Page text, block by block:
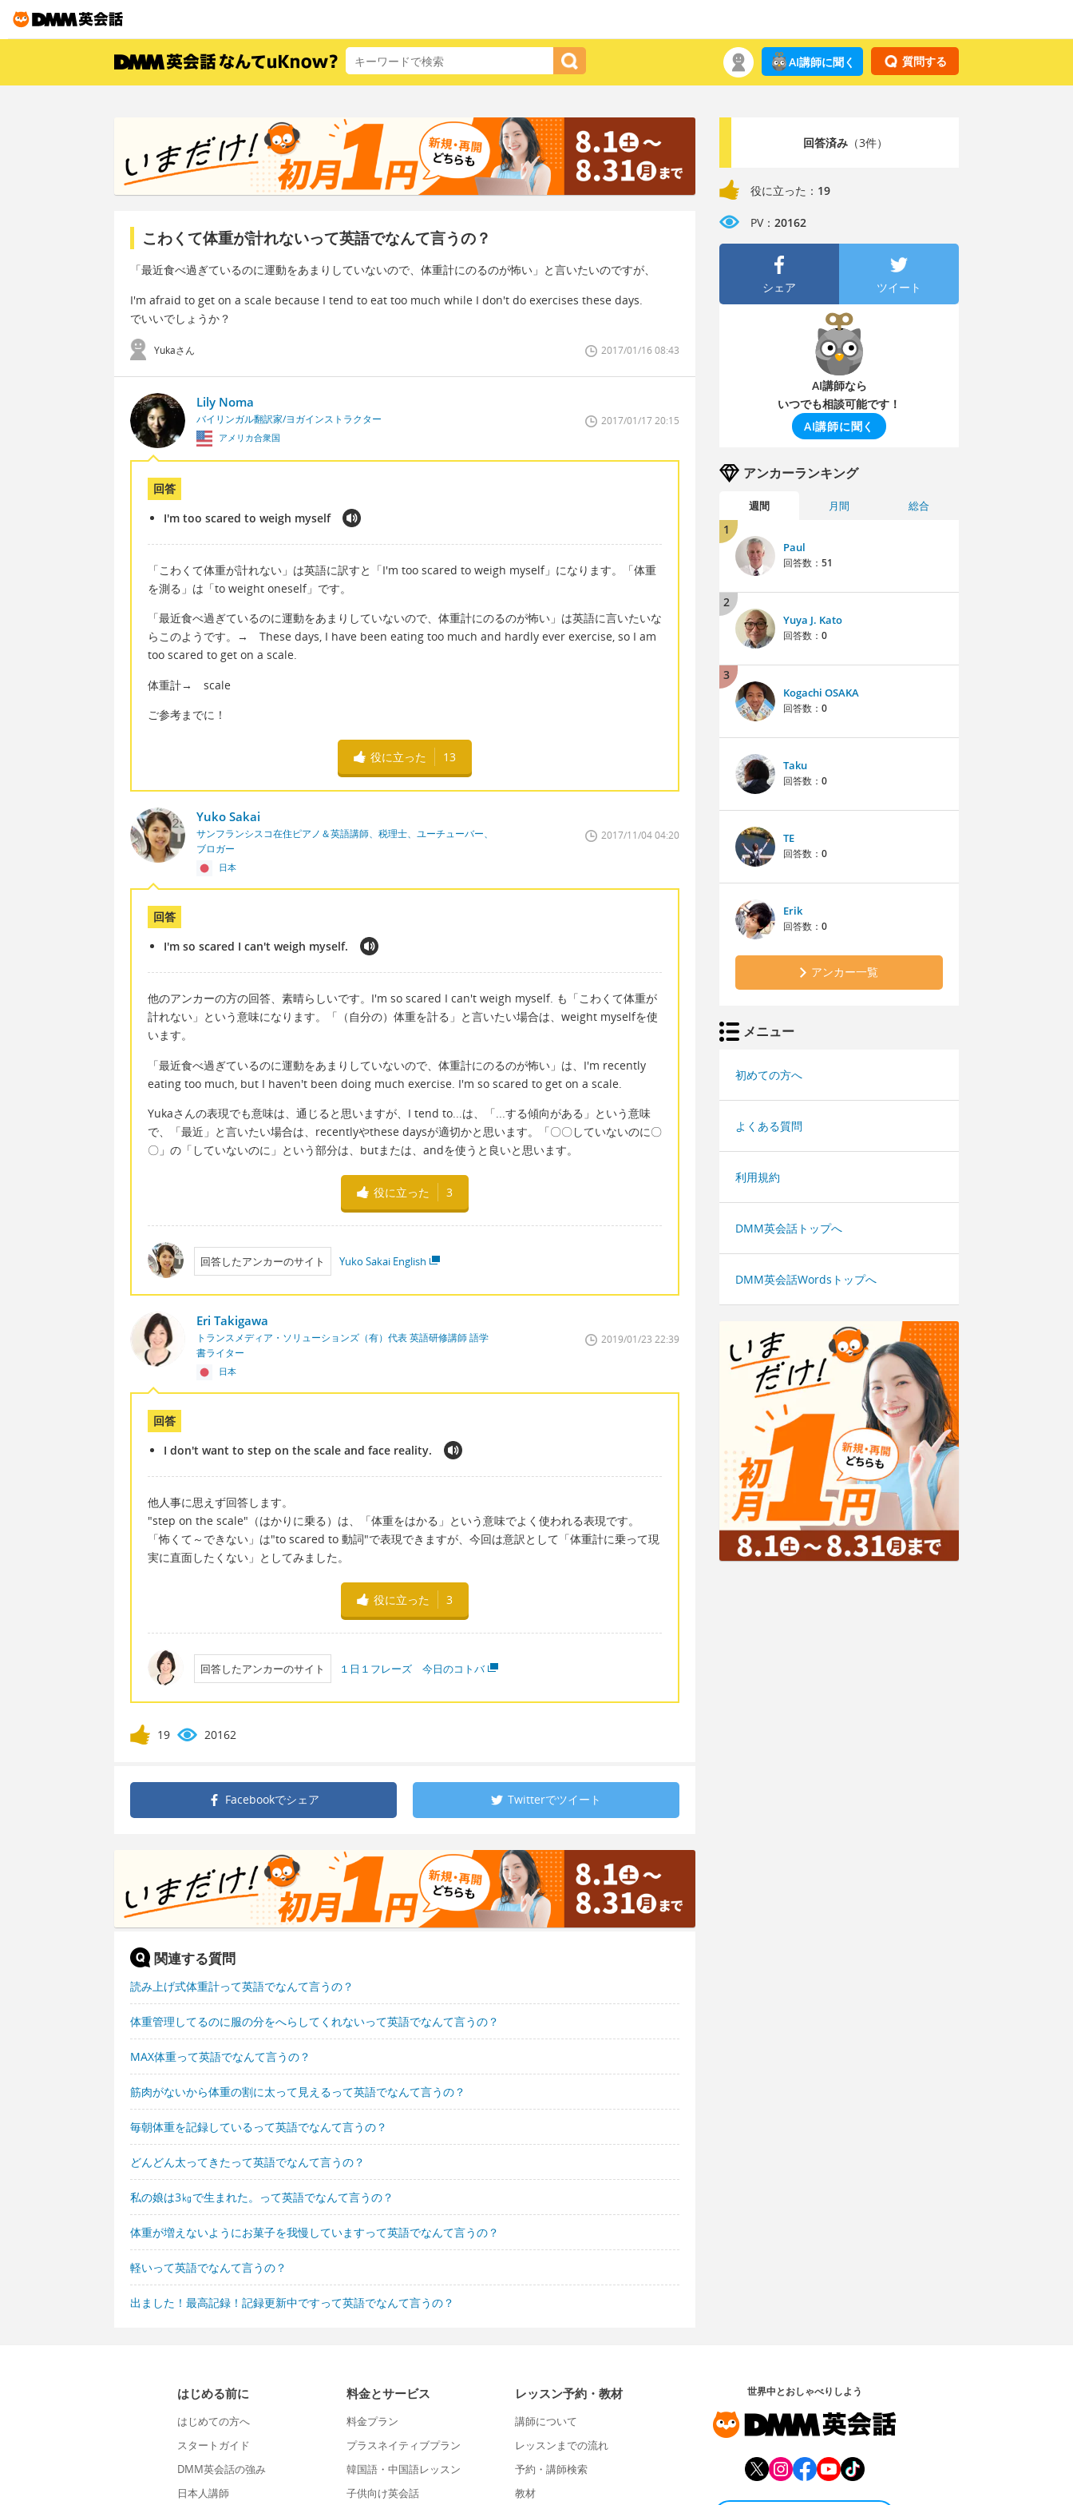
質問する
AI講師に聞く
こわくて体重が計れないって英語でなんて言うの？
「最近食べ過ぎているのに運動をあまりしていないので、体重計にのるのが怖い」と言いたいのですが、
I'm afraid to get on a scale because I tend to eat too much while I don't do exercises these days.
でいいでしょうか？
Yukaさん 2017/01/16 08:43
Lily Noma
バイリンガル翻訳家/ヨガインストラクター
アメリカ合衆国
2017/01/17 20:15
回答
I'm too scared to weigh myself
「こわくて体重が計れない」は英語に訳すと「I'm too scared to weigh myself」になります。「体重
を測る」は「to weight oneself」です。
「最近食べ過ぎているのに運動をあまりしていないので、体重計にのるのが怖い」は英語に言いたいな
らこのようです。→ These days, I have been eating too much and hardly ever exercise, so I am
too scared to get on a scale.
体重計→ scale
ご参考までに！
役に立った 13
Yuko Sakai
サンフランシスコ在住ピアノ＆英語講師、税理士、ユーチューバー、
ブロガー
日本
2017/11/04 04:20
回答
I'm so scared I can't weigh myself.
他のアンカーの方の回答、素晴らしいです。I'm so scared I can't weigh myself. も「こわくて体重が
計れない」という意味になります。「（自分の）体重を計る」と言いたい場合は、weight myselfを使
います。
「最近食べ過ぎているのに運動をあまりしていないので、体重計にのるのが怖い」は、I'm recently
eating too much, but I haven't been doing much exercise. I'm so scared to get on a scale.
Yukaさんの表現でも意味は、通じると思いますが、I tend to...は、「...する傾向がある」という意味
で、「最近」と言いたい場合は、recentlyやthese daysが適切かと思います。「〇〇していないのに〇
〇」の「していないのに」という部分は、butまたは、andを使うと良いと思います。
役に立った 3
回答したアンカーのサイト Yuko Sakai English
Eri Takigawa
トランスメディア・ソリューションズ（有）代表 英語研修講師 語学
書ライター
日本
2019/01/23 22:39
回答
I don't want to step on the scale and face reality.
他人事に思えず回答します。
"step on the scale"（はかりに乗る）は、「体重をはかる」という意味でよく使われる表現です。
「怖くて～できない」は"to scared to 動詞"で表現できますが、今回は意訳として「体重計に乗って現
実に直面したくない」としてみました。
役に立った 3
回答したアンカーのサイト １日１フレーズ 今日のコトバ
19 20162
Facebookでシェア Twitterでツイート
関連する質問
読み上げ式体重計って英語でなんて言うの？
体重管理してるのに服の分をへらしてくれないって英語でなんて言うの？
MAX体重って英語でなんて言うの？
筋肉がないから体重の割に太って見えるって英語でなんて言うの？
毎朝体重を記録しているって英語でなんて言うの？
どんどん太ってきたって英語でなんて言うの？
私の娘は3㎏で生まれた。って英語でなんて言うの？
体重が増えないようにお菓子を我慢していますって英語でなんて言うの？
軽いって英語でなんて言うの？
出ました！最高記録！記録更新中ですって英語でなんて言うの？
回答済み（3件）
役に立った： 19
PV： 20162
シェア ツイート
AI講師なら
いつでも相談可能です！
AI講師に聞く
アンカーランキング
週間 月間 総合
1
Paul
回答数： 51
2
Yuya J. Kato
回答数： 0
3
Kogachi OSAKA
回答数： 0
Taku
回答数： 0
TE
回答数： 0
Erik
回答数： 0
アンカー一覧
メニュー
初めての方へ
よくある質問
利用規約
DMM英会話トップへ
DMM英会話Wordsトップへ
はじめる前に
はじめての方へ
スタートガイド
DMM英会話の強み
日本人講師
料金とサービス
料金プラン
プラスネイティブプラン
韓国語・中国語レッスン
子供向け英会話
レッスン予約・教材
講師について
レッスンまでの流れ
予約・講師検索
教材
世界中とおしゃべりしよう